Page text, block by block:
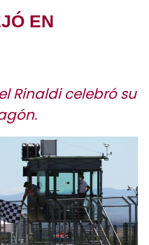
EN
Rinaldi celebró su